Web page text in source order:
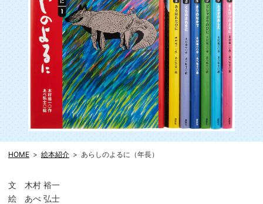
HOME 絵本紹介 あらしのよるに（年長）
文 木村 裕一
絵 あべ 弘士